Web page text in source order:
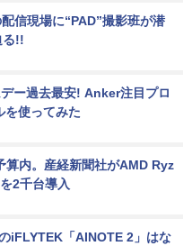
配信現場に“PAD”撮影班が潜
る!!
ー過去最安! Anker注目プロ
を使ってみた
算内。産経新聞社がAMD Ryz
2千台導入
iFLYTEK「AINOTE 2」はな